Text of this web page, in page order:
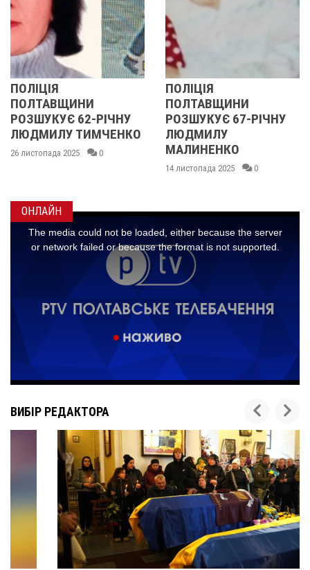
ПОЛІЦІЯ
ПОЛТАВЩИНИ
РОЗШУКУЄ 62-РІЧНУ
ЛЮДМИЛУ ТИМЧЕНКО
26 листопада 2025 0
ПОЛІЦІЯ
ПОЛТАВЩИНИ
РОЗШУКУЄ 67-РІЧНУ
ЛЮДМИЛУ
МАЛИНЕНКО
14 листопада 2025 0
ОНЛАЙН
ВИБІР РЕДАКТОРА